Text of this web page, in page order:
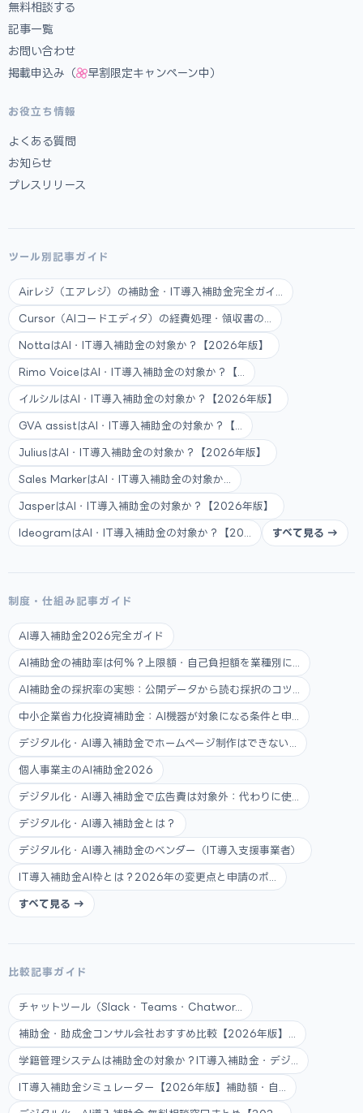
無料相談する
記事一覧
お問い合わせ
掲載申込み（
早割限定キャンペーン中）
お役立ち情報
よくある質問
お知らせ
プレスリリース
ツール別記事ガイド
Airレジ（エアレジ）の補助金・IT導入補助金完全ガイ...
Cursor（AIコードエディタ）の経費処理・領収書の...
NottaはAI・IT導入補助金の対象か？【2026年版】
Rimo VoiceはAI・IT導入補助金の対象か？【...
イルシルはAI・IT導入補助金の対象か？【2026年版】
GVA assistはAI・IT導入補助金の対象か？【...
JuliusはAI・IT導入補助金の対象か？【2026年版】
Sales MarkerはAI・IT導入補助金の対象か...
JasperはAI・IT導入補助金の対象か？【2026年版】
IdeogramはAI・IT導入補助金の対象か？【20... すべて見る →
制度・仕組み記事ガイド
AI導入補助金2026完全ガイド
AI補助金の補助率は何%？上限額・自己負担額を業種別に...
AI補助金の採択率の実態：公開データから読む採択のコツ...
中小企業省力化投資補助金：AI機器が対象になる条件と申...
デジタル化・AI導入補助金でホームページ制作はできない...
個人事業主のAI補助金2026
デジタル化・AI導入補助金で広告費は対象外：代わりに使...
デジタル化・AI導入補助金とは？
デジタル化・AI導入補助金のベンダー（IT導入支援事業者）
IT導入補助金AI枠とは？2026年の変更点と申請のポ...
すべて見る →
比較記事ガイド
チャットツール（Slack・Teams・Chatwor...
補助金・助成金コンサル会社おすすめ比較【2026年版】...
学籍管理システムは補助金の対象か？IT導入補助金・デジ...
IT導入補助金シミュレーター【2026年版】補助額・自...